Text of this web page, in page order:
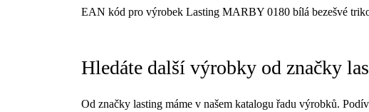
EAN kód pro výrobek Lasting MARBY 0180 bílá bezešvé
Hledáte další výrobky od značky
Od značky lasting máme v našem katalogu řadu výrobků.